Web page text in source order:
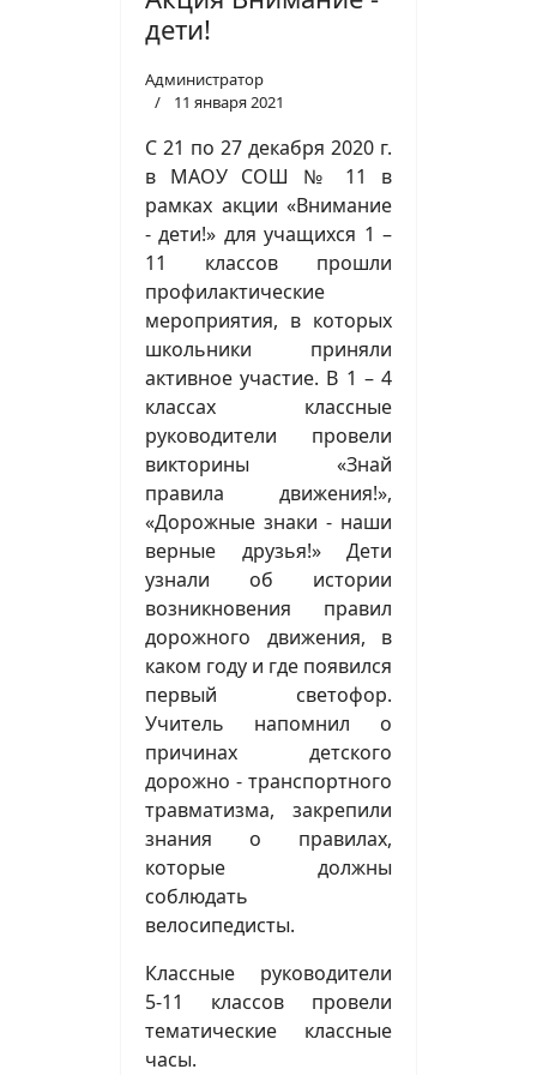
дети!
Администратор
11 января 2021
С 21 по 27 декабря 2020 г.
в МАОУ СОШ № 11 в
рамках акции «Внимание
- дети!» для учащихся 1 –
11 классов прошли
профилактические
мероприятия, в которых
школьники приняли
активное участие. В 1 – 4
классах классные
руководители провели
викторины «Знай
правила движения!»,
«Дорожные знаки - наши
верные друзья!» Дети
узнали об истории
возникновения правил
дорожного движения, в
каком году и где появился
первый светофор.
Учитель напомнил о
причинах детского
дорожно - транспортного
травматизма, закрепили
знания о правилах,
которые должны
соблюдать
велосипедисты.
Классные руководители
5-11 классов провели
тематические классные
часы.